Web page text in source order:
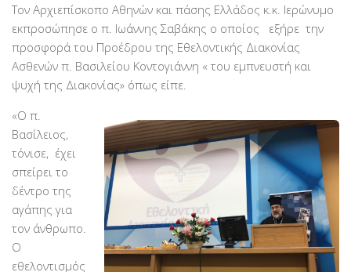
Τον Αρχιεπίσκοπο Αθηνών και πάσης Ελλάδος κ.κ. Ιερώνυμο
εκπροσώπησε ο π. Ιωάννης Σαβάκης ο οποίος εξήρε την
προσφορά του Προέδρου της Εθελοντικής Διακονίας
Ασθενών π. Βασιλείου Κοντογιάννη « του εμπνευστή και
ψυχή της Διακονίας» όπως είπε.
«Ο π.
Βασίλειος,
τόνισε, έχει
σπείρει το
δέντρο της
αγάπης για
τον άνθρωπο.
Ο
εθελοντισμός